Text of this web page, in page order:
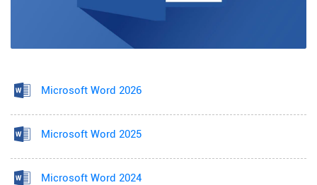
Microsoft Word 2026
Microsoft Word 2025
Microsoft Word 2024